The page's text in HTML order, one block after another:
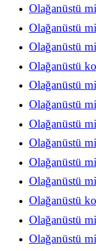
Olağanüstü
refah
Olağanüstü
refah
Olağanüstü
refah
Olağanüstü
refah
Olağanüstü
refah
Olağanüstü
refah
Olağanüstü
refah
Olağanüstü
refah
Olağanüstü
refah
Olağanüstü
refah
Olağanüstü
refah
Olağanüstü
refah
Olağanüstü